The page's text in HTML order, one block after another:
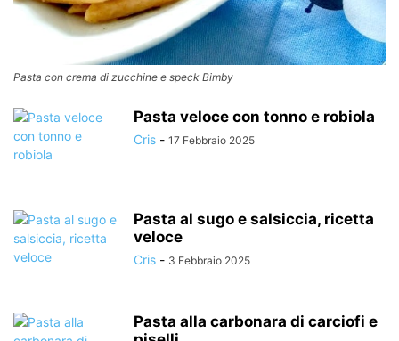
Pasta con crema di zucchine e speck Bimby
Pasta veloce con tonno e robiola
Cris - 17 Febbraio 2025
Pasta al sugo e salsiccia, ricetta
veloce
Cris - 3 Febbraio 2025
Pasta alla carbonara di carciofi e